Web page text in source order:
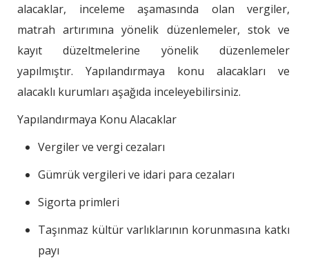
alacaklar, inceleme aşamasında olan vergiler,
matrah artırımına yönelik düzenlemeler, stok ve
kayıt düzeltmelerine yönelik düzenlemeler
yapılmıştır. Yapılandırmaya konu alacakları ve
alacaklı kurumları aşağıda inceleyebilirsiniz.
Yapılandırmaya Konu Alacaklar
Vergiler ve vergi cezaları
Gümrük vergileri ve idari para cezaları
Sigorta primleri
Taşınmaz kültür varlıklarının korunmasına katkı
payı